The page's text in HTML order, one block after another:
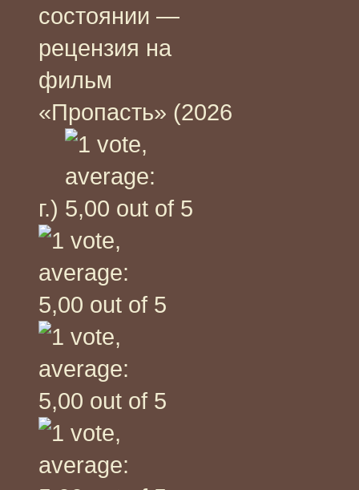
состоянии —
рецензия на
фильм
«Пропасть» (2026
г.)